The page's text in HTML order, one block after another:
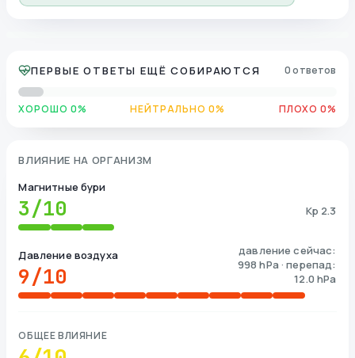
ПЕРВЫЕ ОТВЕТЫ ЕЩЁ СОБИРАЮТСЯ 0 ответов
ХОРОШО 0% НЕЙТРАЛЬНО 0% ПЛОХО 0%
ВЛИЯНИЕ НА ОРГАНИЗМ
Магнитные бури
3/10 Kp 2.3
Давление воздуха
9/10
давление сейчас:
998 hPa · перепад:
12.0 hPa
ОБЩЕЕ ВЛИЯНИЕ